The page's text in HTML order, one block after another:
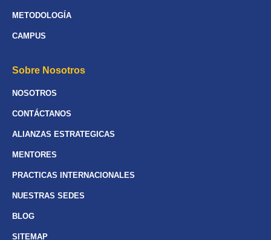
METODOLOGÍA
CAMPUS
Sobre Nosotros
NOSOTROS
CONTÁCTANOS
ALIANZAS ESTRATEGICAS
MENTORES
PRACTICAS INTERNACIONALES
NUESTRAS SEDES
BLOG
SITEMAP